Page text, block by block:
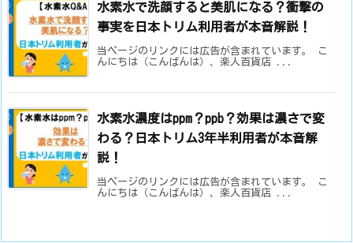
水素水で洗顔すると美肌になる？衝撃の
事実を日本トリム利用者が本音解説！
当ページのリンクには広告が含まれています。 こ
んにちは（こんばんは）、楽人百貨店 ...
水素水濃度はppm？ppb？効果は濃さで変
わる？日本トリム3年半利用者が本音解
説！
当ページのリンクには広告が含まれています。 こ
んにちは（こんばんは）、楽人百貨店 ...